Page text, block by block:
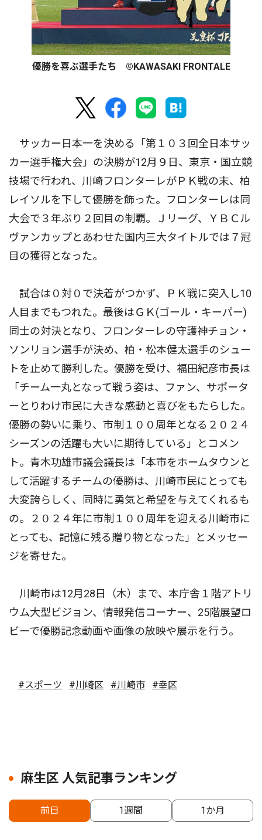
優勝を喜ぶ選手たち ©KAWASAKI FRONTALE
サッカー日本一を決める「第１０３回全日本サッ
カー選手権大会」の決勝が12月９日、東京・国立競
技場で行われ、川崎フロンターレがＰＫ戦の末、柏
レイソルを下して優勝を飾った。フロンターレは同
大会で３年ぶり２回目の制覇。Ｊリーグ、ＹＢＣル
ヴァンカップとあわせた国内三大タイトルでは７冠
目の獲得となった。
試合は０対０で決着がつかず、ＰＫ戦に突入し10
人目までもつれた。最後はＧＫ(ゴール・キーパー)
同士の対決となり、フロンターレの守護神チョン・
ソンリョン選手が決め、柏・松本健太選手のシュー
トを止めて勝利した。優勝を受け、福田紀彦市長は
「チーム一丸となって戦う姿は、ファン、サポータ
ーとりわけ市民に大きな感動と喜びをもたらした。
優勝の勢いに乗り、市制１００周年となる２０２４
シーズンの活躍も大いに期待している」とコメン
ト。青木功雄市議会議長は「本市をホームタウンと
して活躍するチームの優勝は、川崎市民にとっても
大変誇らしく、同時に勇気と希望を与えてくれるも
の。２０２４年に市制１００周年を迎える川崎市に
とっても、記憶に残る贈り物となった」とメッセー
ジを寄せた。
川崎市は12月28日（木）まで、本庁舎１階アトリ
ウム大型ビジョン、情報発信コーナー、25階展望ロ
ビーで優勝記念動画や画像の放映や展示を行う。
#スポーツ #川崎区 #川崎市 #幸区
麻生区 人気記事ランキング
前日 1週間 1か月